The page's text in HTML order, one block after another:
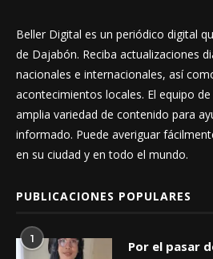
Beller Digital es un periódico digital
de Dajabón. Reciba actualizaciones
nacionales e internacionales, así
acontecimientos locales. El equipo
amplia variedad de contenido para
informado. Puede averiguar
en su ciudad y en todo el mundo.
PUBLICACIONES POPULARES
1 Por el pasar